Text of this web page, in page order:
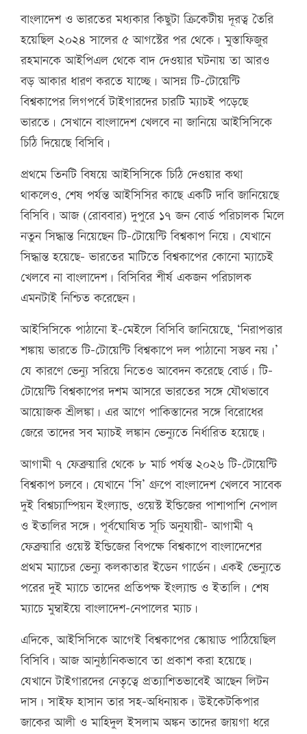
বাংলাদেশ ও ভারতের মধ্যকার কিছুটা ক্রিকেটীয় দূরত্ব তৈরি
হয়েছিল ২০২৪ সালের ৫ আগস্টের পর থেকে। মুস্তাফিজুর
রহমানকে আইপিএল থেকে বাদ দেওয়ার ঘটনায় তা আরও
বড় আকার ধারণ করতে যাচ্ছে। আসন্ন টি-টোয়েন্টি
বিশ্বকাপের লিগপর্বে টাইগারদের চারটি ম্যাচই পড়েছে
ভারতে। সেখানে বাংলাদেশ খেলবে না জানিয়ে আইসিসিকে
চিঠি দিয়েছে বিসিবি।
প্রথমে তিনটি বিষয়ে আইসিসিকে চিঠি দেওয়ার কথা
থাকলেও, শেষ পর্যন্ত আইসিসির কাছে একটি দাবি জানিয়েছে
বিসিবি। আজ (রোববার) দুপুরে ১৭ জন বোর্ড পরিচালক মিলে
নতুন সিদ্ধান্ত নিয়েছেন টি-টোয়েন্টি বিশ্বকাপ নিয়ে। যেখানে
সিদ্ধান্ত হয়েছে– ভারতের মাটিতে বিশ্বকাপের কোনো ম্যাচেই
খেলবে না বাংলাদেশ। বিসিবির শীর্ষ একজন পরিচালক
এমনটাই নিশ্চিত করেছেন।
আইসিসিকে পাঠানো ই-মেইলে বিসিবি জানিয়েছে, ‘নিরাপত্তার
শঙ্কায় ভারতে টি-টোয়েন্টি বিশ্বকাপে দল পাঠানো সম্ভব নয়।’
যে কারণে ভেন্যু সরিয়ে নিতেও আবেদন করেছে বোর্ড। টি-
টোয়েন্টি বিশ্বকাপের দশম আসরে ভারতের সঙ্গে যৌথভাবে
আয়োজক শ্রীলঙ্কা। এর আগে পাকিস্তানের সঙ্গে বিরোধের
জেরে তাদের সব ম্যাচই লঙ্কান ভেন্যুতে নির্ধারিত হয়েছে।
আগামী ৭ ফেব্রুয়ারি থেকে ৮ মার্চ পর্যন্ত ২০২৬ টি-টোয়েন্টি
বিশ্বকাপ চলবে। যেখানে ‘সি’ গ্রুপে বাংলাদেশ খেলবে সাবেক
দুই বিশ্বচ্যাম্পিয়ন ইংল্যান্ড, ওয়েস্ট ইন্ডিজের পাশাপাশি নেপাল
ও ইতালির সঙ্গে। পূর্বঘোষিত সূচি অনুযায়ী– আগামী ৭
ফেব্রুয়ারি ওয়েস্ট ইন্ডিজের বিপক্ষে বিশ্বকাপে বাংলাদেশের
প্রথম ম্যাচের ভেন্যু কলকাতার ইডেন গার্ডেন। একই ভেন্যুতে
পরের দুই ম্যাচে তাদের প্রতিপক্ষ ইংল্যান্ড ও ইতালি। শেষ
ম্যাচে মুম্বাইয়ে বাংলাদেশ-নেপালের ম্যাচ।
এদিকে, আইসিসিকে আগেই বিশ্বকাপের স্কোয়াড পাঠিয়েছিল
বিসিবি। আজ আনুষ্ঠানিকভাবে তা প্রকাশ করা হয়েছে।
যেখানে টাইগারদের নেতৃত্বে প্রত্যাশিতভাবেই আছেন লিটন
দাস। সাইফ হাসান তার সহ-অধিনায়ক। উইকেটকিপার
জাকের আলী ও মাহিদুল ইসলাম অঙ্কন তাদের জায়গা ধরে